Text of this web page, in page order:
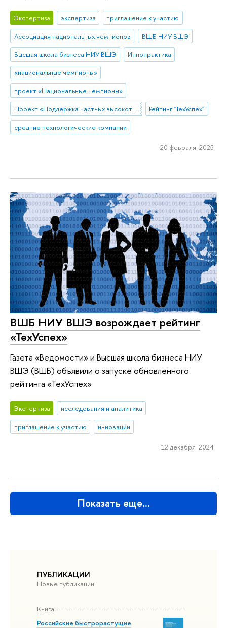
ПУБЛИКАЦИИ
Новые публикации
Книга
Российские быстрорастущие
Экспертиза экспертиза
приглашение к участию
Ассоциация национальных чемпионов
ВШБ НИУ ВШЭ
Высшая школа бизнеса НИУ ВШЭ
Иннопрактика
«национальные чемпионы»
проект «Национальные чемпионы»
Проект «Поддержка частных высокотехнологических компаний-лидеров»
Рейтинг "ТехУспех"
средние технологические компании
20 февраля 2025
ВШБ НИУ ВШЭ возрождает рейтинг
«ТехУспех»
Газета «Ведомости» и Высшая школа бизнеса НИУ
ВШЭ (ВШБ) объявили о запуске обновленного
рейтинга «ТехУспех»
Экспертиза
исследования и аналитика
приглашение к участию
инновации
12 декабря 2024
Показать еще…